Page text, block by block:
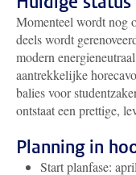
Momenteel wordt nog
deels wordt
modern
aantrekkelijke
balies voor
ontstaat een prettige,
Planning in
Start planfase: